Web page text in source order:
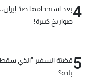
4بعد استخدامها ضدّ
صواريخ كبيرة!
5قضيّة السفير "الذي
بلده؟